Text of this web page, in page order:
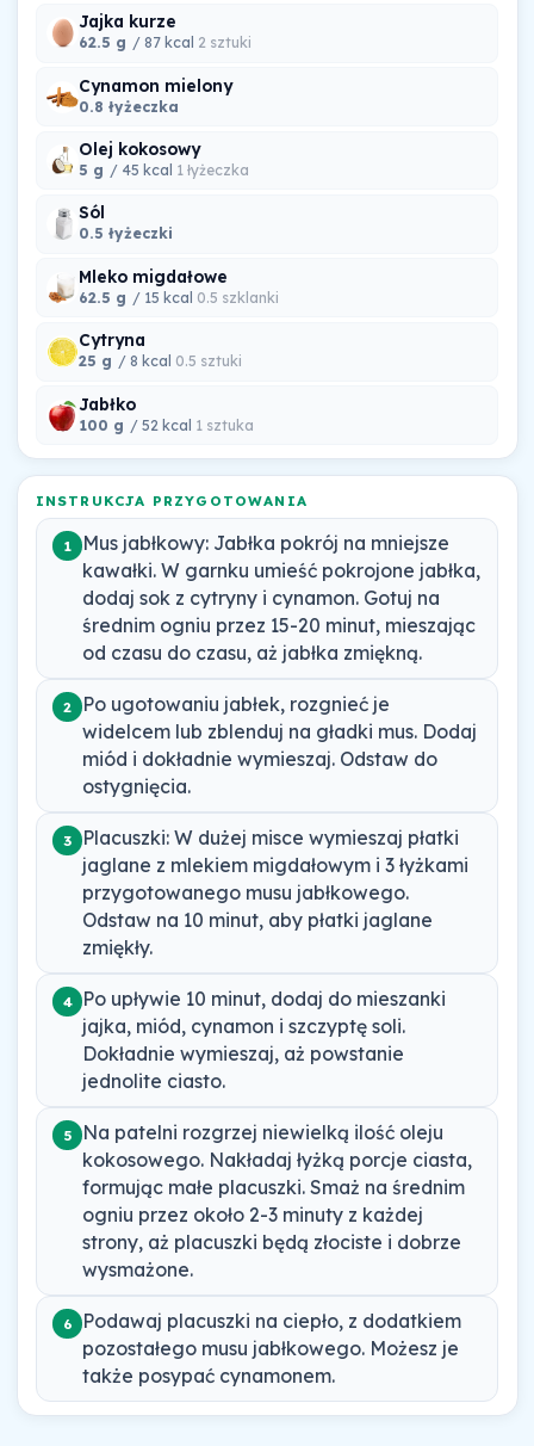
Jajka kurze
62.5 g / 87 kcal 2 sztuki
Cynamon mielony
0.8 łyżeczka
Olej kokosowy
5 g / 45 kcal 1 łyżeczka
Sól
0.5 łyżeczki
Mleko migdałowe
62.5 g / 15 kcal 0.5 szklanki
Cytryna
25 g / 8 kcal 0.5 sztuki
Jabłko
100 g / 52 kcal 1 sztuka
INSTRUKCJA PRZYGOTOWANIA
1
Mus jabłkowy: Jabłka pokrój na mniejsze
kawałki. W garnku umieść pokrojone jabłka,
dodaj sok z cytryny i cynamon. Gotuj na
średnim ogniu przez 15-20 minut, mieszając
od czasu do czasu, aż jabłka zmiękną.
2
Po ugotowaniu jabłek, rozgnieć je
widelcem lub zblenduj na gładki mus. Dodaj
miód i dokładnie wymieszaj. Odstaw do
ostygnięcia.
3
Placuszki: W dużej misce wymieszaj płatki
jaglane z mlekiem migdałowym i 3 łyżkami
przygotowanego musu jabłkowego.
Odstaw na 10 minut, aby płatki jaglane
zmiękły.
4
Po upływie 10 minut, dodaj do mieszanki
jajka, miód, cynamon i szczyptę soli.
Dokładnie wymieszaj, aż powstanie
jednolite ciasto.
5
Na patelni rozgrzej niewielką ilość oleju
kokosowego. Nakładaj łyżką porcje ciasta,
formując małe placuszki. Smaż na średnim
ogniu przez około 2-3 minuty z każdej
strony, aż placuszki będą złociste i dobrze
wysmażone.
6
Podawaj placuszki na ciepło, z dodatkiem
pozostałego musu jabłkowego. Możesz je
także posypać cynamonem.